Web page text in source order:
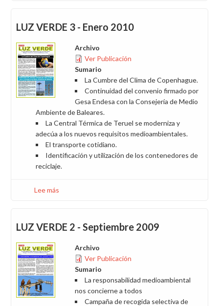
4
-
Septiembre
LUZ VERDE 3 - Enero 2010
Archivo
Ver Publicación
Sumario
La Cumbre del Clima de Copenhague.
Continuidad del convenio firmado por
Gesa Endesa con la Consejería de Medio
Ambiente de Baleares.
La Central Térmica de Teruel se moderniza y
adecúa a los nuevos requisitos medioambientales.
El transporte cotidiano.
Identificación y utilización de los contenedores de
reciclaje.
Lee más
3
-
Enero
LUZ VERDE 2 - Septiembre 2009
Archivo
Ver Publicación
Sumario
La responsabilidad medioambiental
nos concierne a todos
Campaña de recogida selectiva de